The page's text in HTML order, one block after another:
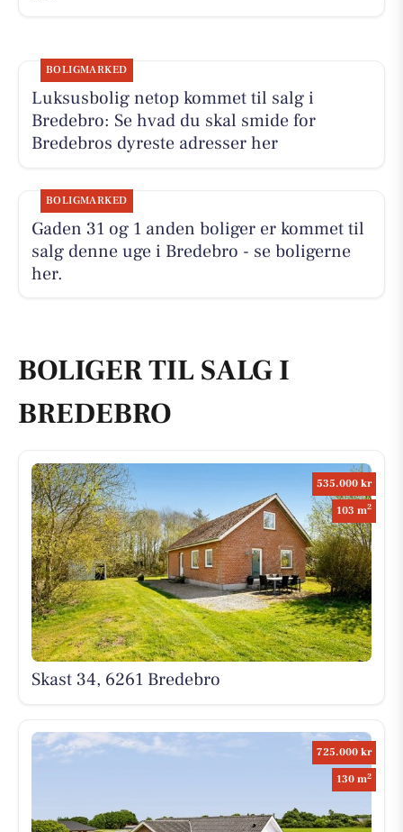
BOLIGMARKED
Luksusbolig netop kommet til salg i
Bredebro: Se hvad du skal smide for
Bredebros dyreste adresser her
BOLIGMARKED
Gaden 31 og 1 anden boliger er kommet til
salg denne uge i Bredebro - se boligerne
her.
BOLIGER TIL SALG I
BREDEBRO
535.000 kr
103 m2
Skast 34, 6261 Bredebro
725.000 kr
130 m2